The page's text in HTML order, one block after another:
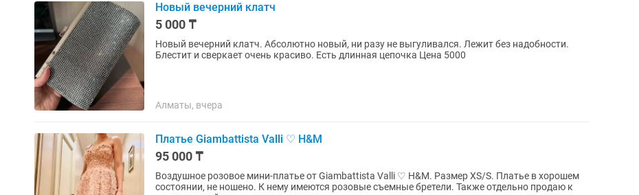
Новый вечерний клатч
5 000 ₸
Новый вечерний клатч. Абсолютно новый, ни разу не выгуливался. Лежит без надобности.
Блестит и сверкает очень красиво. Есть длинная цепочка Цена 5000
Алматы, вчера
Платье Giambattista Valli ♡ H&M
95 000 ₸
Воздушное розовое мини-платье от Giambattista Valli ♡ Н&М. Размер XS/S. Платье в хорошем
состоянии, не ношено. К нему имеются розовые съемные бретели. Также отдельно продаю к